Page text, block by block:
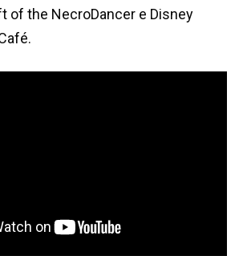
of the NecroDancer e Disney